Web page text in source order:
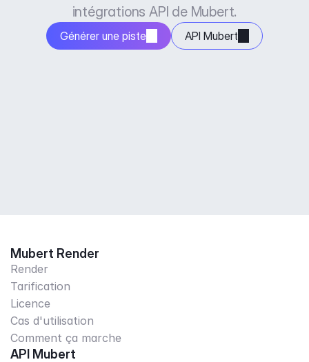
intégrations API de Mubert.
Générer une piste API Mubert
Mubert Render
Render
Tarification
Licence
Cas d'utilisation
Comment ça marche
API Mubert